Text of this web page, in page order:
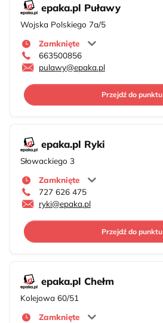
epaka.pl Puławy
Wojska Polskiego 7a/5
Zamknięte
663500856
pulawy@epaka.pl
Przejdź do punktu
epaka.pl Ryki
Słowackiego 3
Zamknięte
727 626 475
ryki@epaka.pl
Przejdź do punktu
epaka.pl Chełm
Kolejowa 60/51
Zamknięte